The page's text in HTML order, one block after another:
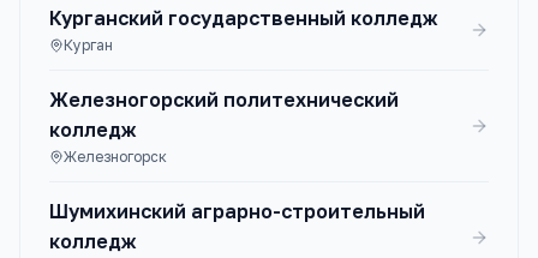
Курганский государственный колледж
Курган
Железногорский политехнический
колледж
Железногорск
Шумихинский аграрно-строительный
колледж